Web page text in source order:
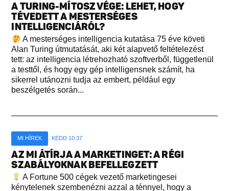
A TURING-MÍTOSZ VÉGE: LEHET, HOGY
TÉVEDETT A MESTERSÉGES
INTELLIGENCIÁRÓL?
A mesterséges intelligencia kutatása 75 éve követi
Alan Turing útmutatását, aki két alapvető feltételezést
tett: az intelligencia létrehozható szoftverből, függetlenül
a testtől, és hogy egy gép intelligensnek számít, ha
sikerrel utánozni tudja az embert, például egy
beszélgetés során...
MI HÍREK KEDD 10:37
AZ MI ÁTÍRJA A MARKETINGET: A RÉGI
SZABÁLYOKNAK BEFELLEGZETT
A Fortune 500 cégek vezető marketingesei
kénytelenek szembenézni azzal a ténnyel, hogy a